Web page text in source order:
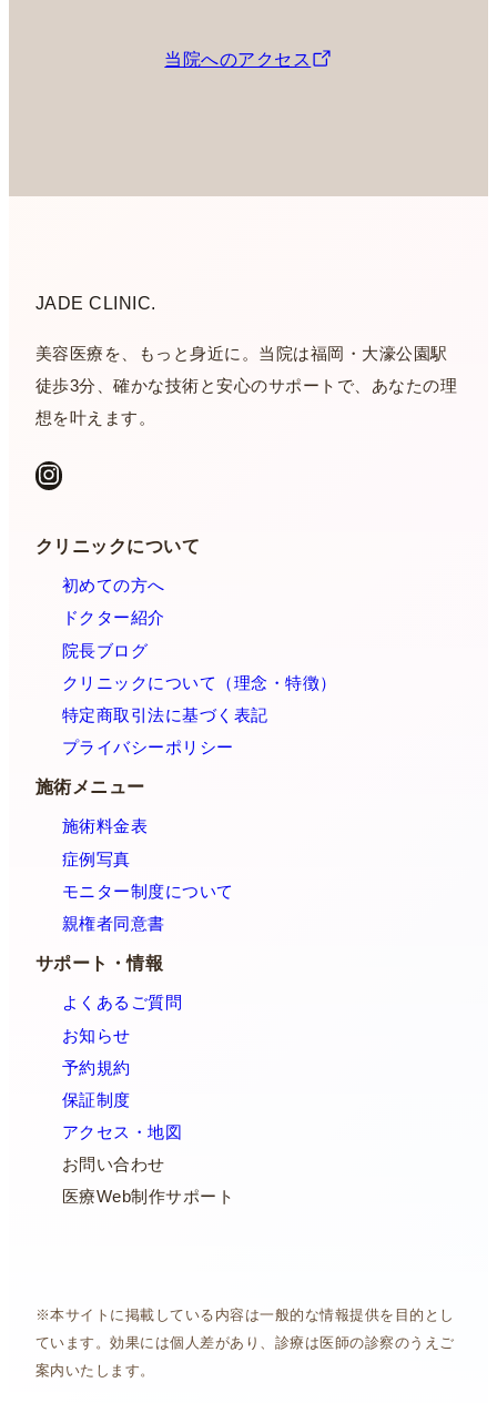
当院へのアクセス
JADE CLINIC.
美容医療を、もっと身近に。当院は福岡・大濠公園駅
徒歩3分、確かな技術と安心のサポートで、あなたの理
想を叶えます。
Instagram
クリニックについて
初めての方へ
ドクター紹介
院長ブログ
クリニックについて（理念・特徴）
特定商取引法に基づく表記
プライバシーポリシー
施術メニュー
施術料金表
症例写真
モニター制度について
親権者同意書
サポート・情報
よくあるご質問
お知らせ
予約規約
保証制度
アクセス・地図
お問い合わせ
医療Web制作サポート
※本サイトに掲載している内容は一般的な情報提供を目的とし
ています。効果には個人差があり、診療は医師の診察のうえご
案内いたします。